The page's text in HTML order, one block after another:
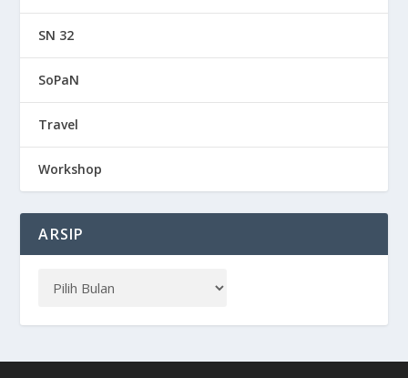
SN 32
SoPaN
Travel
Workshop
ARSIP